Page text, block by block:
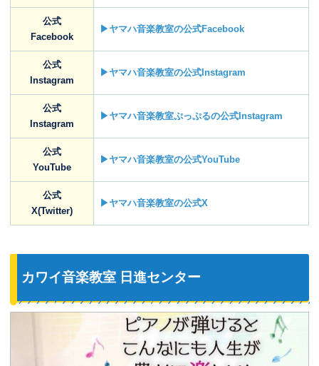
公式
Facebook
▶ヤマハ音楽教室の公式Facebook
公式
Instagram
▶ヤマハ音楽教室の公式Instagram
公式
Instagram
▶ヤマハ音楽教室ぷっぷるの公式Instagram
公式
YouTube
▶ヤマハ音楽教室の公式YouTube
公式
X(Twitter)
▶ヤマハ音楽教室の公式X
カワイ音楽教室 日進センター